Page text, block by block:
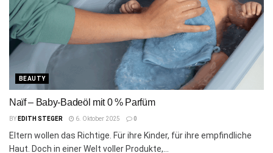
BEAUTY
Naïf – Baby-Badeöl mit 0 % Parfüm
BY EDITH STEGER 6. Oktober 2025 0
Eltern wollen das Richtige. Für ihre Kinder, für ihre empfindliche
Haut. Doch in einer Welt voller Produkte,...